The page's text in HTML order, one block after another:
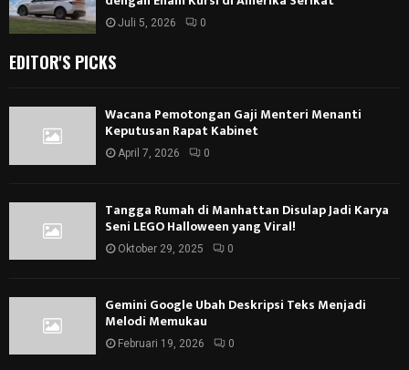
Juli 5, 2026 0
EDITOR'S PICKS
Wacana Pemotongan Gaji Menteri Menanti
Keputusan Rapat Kabinet
April 7, 2026 0
Tangga Rumah di Manhattan Disulap Jadi Karya
Seni LEGO Halloween yang Viral!
Oktober 29, 2025 0
Gemini Google Ubah Deskripsi Teks Menjadi
Melodi Memukau
Februari 19, 2026 0